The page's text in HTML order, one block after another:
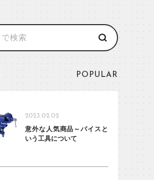
POPULAR
2023.02.02
意外な人気商品～バイスと
いう工具について